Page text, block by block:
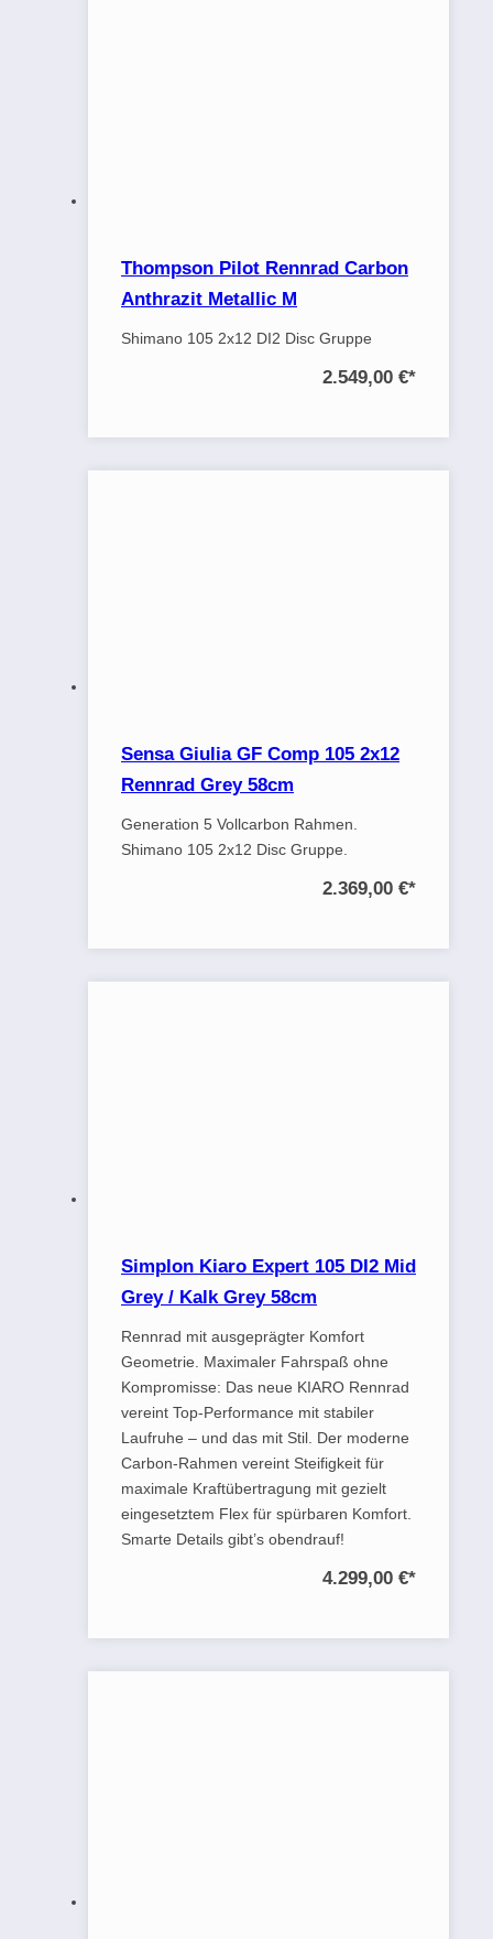
Thompson Pilot Rennrad Carbon
Anthrazit Metallic M
Shimano 105 2x12 DI2 Disc Gruppe
2.549,00 €*
Sensa Giulia GF Comp 105 2x12
Rennrad Grey 58cm
Generation 5 Vollcarbon Rahmen.
Shimano 105 2x12 Disc Gruppe.
2.369,00 €*
Simplon Kiaro Expert 105 DI2 Mid
Grey / Kalk Grey 58cm
Rennrad mit ausgeprägter Komfort
Geometrie. Maximaler Fahrspaß ohne
Kompromisse: Das neue KIARO Rennrad
vereint Top-Performance mit stabiler
Laufruhe – und das mit Stil. Der moderne
Carbon-Rahmen vereint Steifigkeit für
maximale Kraftübertragung mit gezielt
eingesetztem Flex für spürbaren Komfort.
Smarte Details gibt’s obendrauf!
4.299,00 €*